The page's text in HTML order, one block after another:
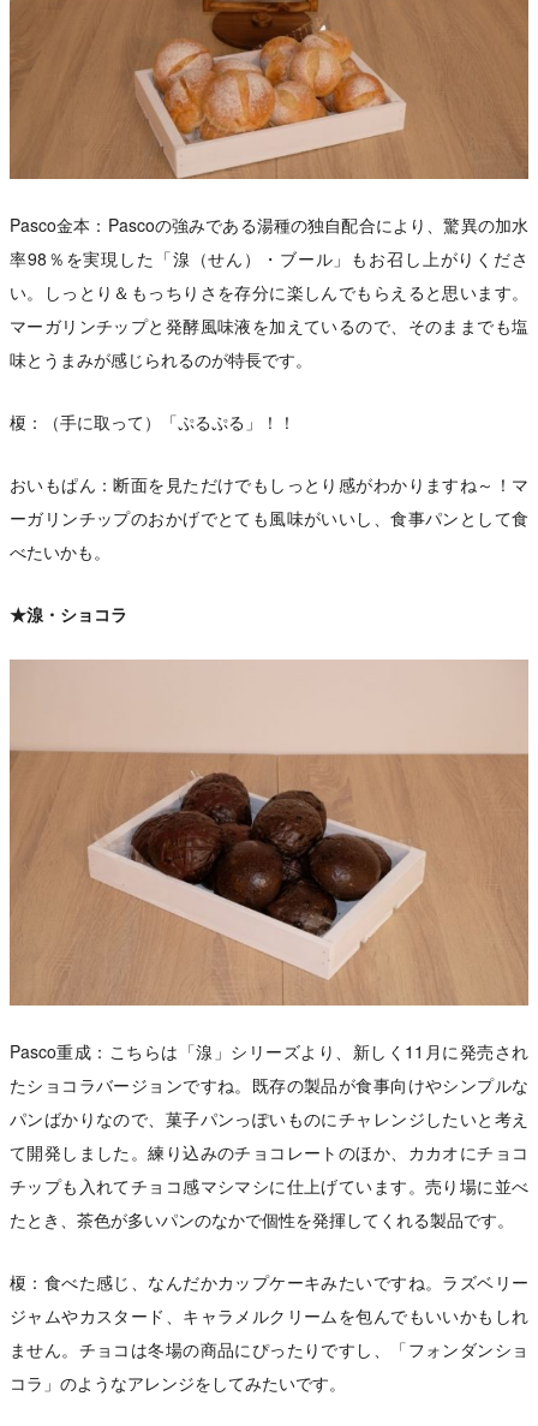
Pasco金本：Pascoの強みである湯種の独自配合により、驚異の加水
率98％を実現した「湶（せん）・ブール」もお召し上がりくださ
い。しっとり＆もっちりさを存分に楽しんでもらえると思います。
マーガリンチップと発酵風味液を加えているので、そのままでも塩
味とうまみが感じられるのが特長です。
榎：（手に取って）「ぷるぷる」！！
おいもぱん：断面を見ただけでもしっとり感がわかりますね～！マ
ーガリンチップのおかげでとても風味がいいし、食事パンとして食
べたいかも。
★湶・ショコラ
Pasco重成：こちらは「湶」シリーズより、新しく11月に発売され
たショコラバージョンですね。既存の製品が食事向けやシンプルな
パンばかりなので、菓子パンっぽいものにチャレンジしたいと考え
て開発しました。練り込みのチョコレートのほか、カカオにチョコ
チップも入れてチョコ感マシマシに仕上げています。売り場に並べ
たとき、茶色が多いパンのなかで個性を発揮してくれる製品です。
榎：食べた感じ、なんだかカップケーキみたいですね。ラズベリー
ジャムやカスタード、キャラメルクリームを包んでもいいかもしれ
ません。チョコは冬場の商品にぴったりですし、「フォンダンショ
コラ」のようなアレンジをしてみたいです。